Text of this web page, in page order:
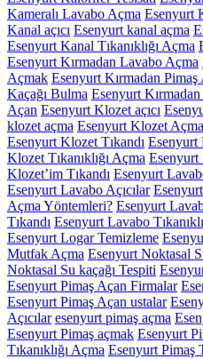
Kameralı Lavabo Açma Esenyurt
Kanal açıcı Esenyurt kanal açma
Esenyurt Kanal Tıkanıklığı Açma
Esenyurt Kırmadan Lavabo Açma
Açmak Esenyurt Kırmadan Pimaş
Kaçağı Bulma Esenyurt
Açan Esenyurt Klozet açıcı
klozet açma Esenyurt Klozet
Esenyurt Klozet Tıkandı Esenyurt
Klozet Tıkanıklığı Açma Esenyurt
Klozet’im Tıkandı Esenyurt
Esenyurt Lavabo Açıcılar
Açma Yöntemleri? Esenyurt
Tıkandı Esenyurt Lavabo
Esenyurt Logar Temizleme
Mutfak Açma Esenyurt Noktasal
Noktasal Su kaçağı Tespiti
Esenyurt Pimaş Açan Firmalar
Esenyurt Pimaş Açan ustalar
Açıcılar esenyurt pimaş açma
Esenyurt Pimaş açmak Esenyurt
Tıkanıklığı Açma Esenyurt Pimaş